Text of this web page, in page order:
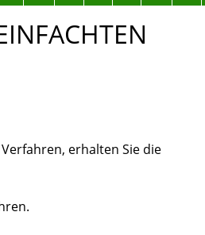
erhalten Sie die